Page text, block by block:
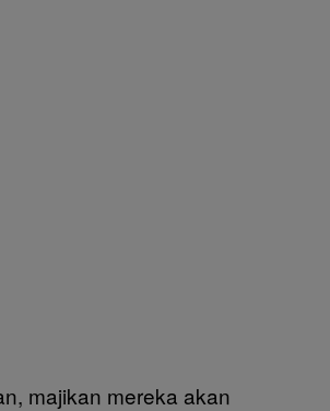
majikan mereka akan